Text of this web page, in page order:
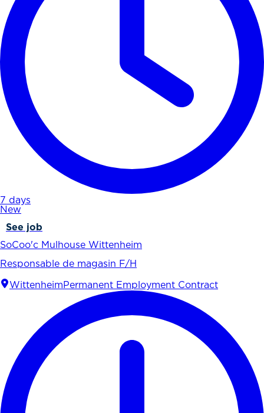
7 days
New
See job
SoCoo'c Mulhouse Wittenheim
Responsable de magasin F/H
Wittenheim Permanent Employment Contract